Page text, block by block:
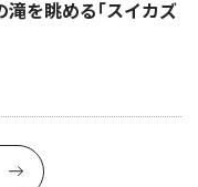
を眺める｢スイカズ